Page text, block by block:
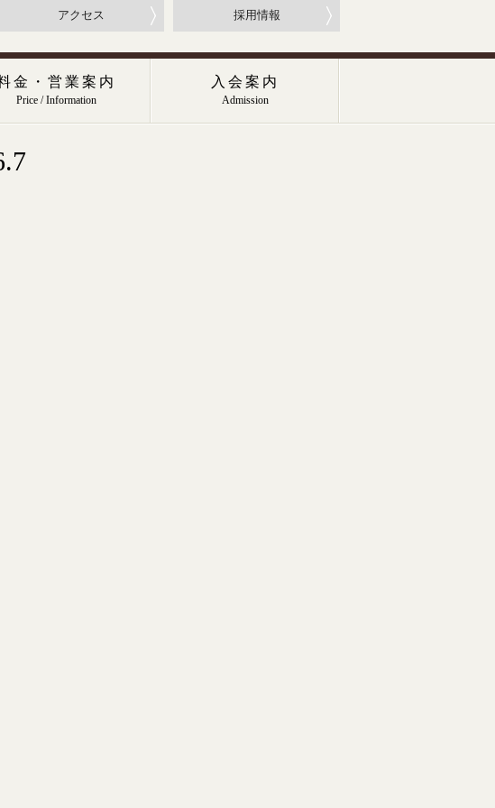
アクセス 採用情報
金・営業案内
Price / Information
入会案内
Admission